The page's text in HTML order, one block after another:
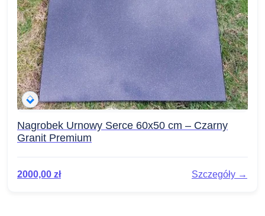
Nagrobek Urnowy Serce 60x50 cm – Czarny
Granit Premium
2000,00 zł Szczegóły →